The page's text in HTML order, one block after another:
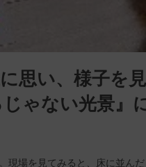
思い、様子を
ゃない光景』
現場を見てみると、床に並ん